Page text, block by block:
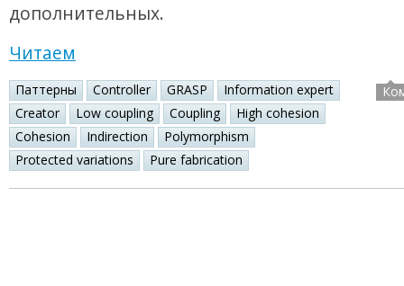
дополнительных.
Читаем
Паттерны Controller GRASP
Information expert
Creator
Low coupling Coupling
High cohesion
Cohesion
Indirection
Polymorphism
Protected variations
Pure fabrication